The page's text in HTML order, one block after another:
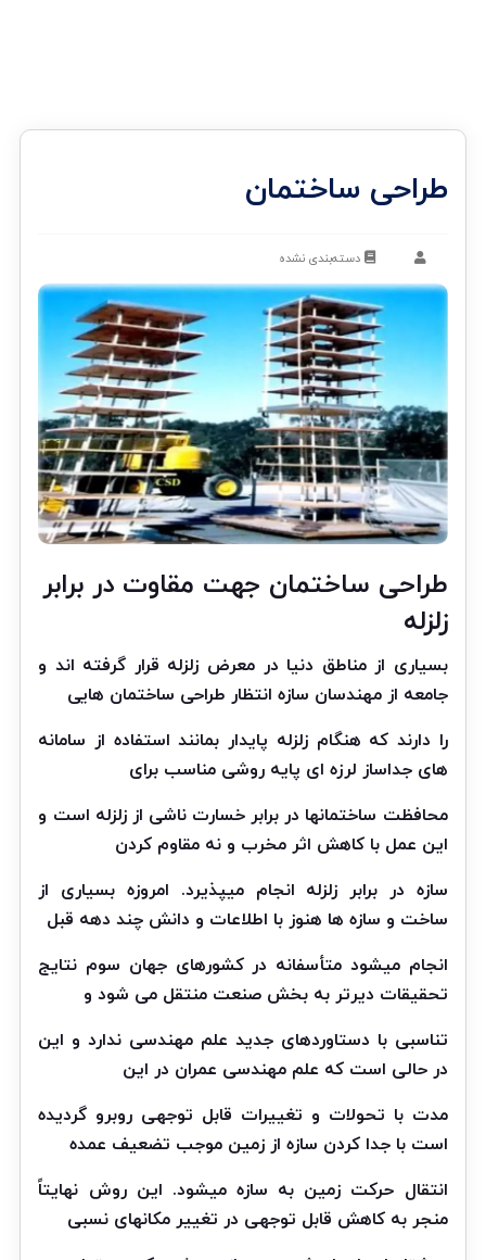
طراحی ساختمان
دسته‌بندی نشده
طراحی ساختمان جهت مقاوت در برابر
زلزله
بسیاری از مناطق دنیا در معرض زلزله قرار گرفته اند و
جامعه از مهندسان سازه انتظار طراحی ساختمان هایی
را دارند که هنگام زلزله پایدار بمانند استفاده از سامانه
های جداساز لرزه ای پایه روشی مناسب برای
محافظت ساختمانها در برابر خسارت ناشی از زلزله است و
این عمل با کاهش اثر مخرب و نه مقاوم کردن
سازه در برابر زلزله انجام میپذیرد. امروزه بسیاری از
ساخت و سازه ها هنوز با اطلاعات و دانش چند دهه قبل
انجام میشود متأسفانه در کشورهای جهان سوم نتایج
تحقیقات دیرتر به بخش صنعت منتقل می شود و
تناسبی با دستاوردهای جدید علم مهندسی ندارد و این
در حالی است که علم مهندسی عمران در این
مدت با تحولات و تغییرات قابل توجهی روبرو گردیده
است با جدا کردن سازه از زمین موجب تضعیف عمده
انتقال حرکت زمین به سازه میشود. این روش نهایتاً
منجر به کاهش قابل توجهی در تغییر مکانهای نسبی